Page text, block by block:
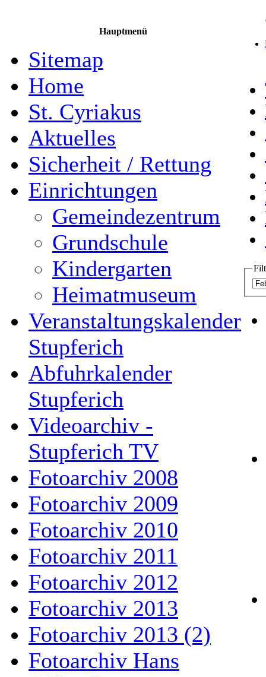
Hauptmenü
Sitemap
Home
St. Cyriakus
Aktuelles
Sicherheit / Rettung
Einrichtungen
Gemeindezentrum
Grundschule
Kindergarten
Heimatmuseum
Veranstaltungskalender
Stupferich
Abfuhrkalender
Stupferich
Videoarchiv -
Stupferich TV
Fotoarchiv 2008
Fotoarchiv 2009
Fotoarchiv 2010
Fotoarchiv 2011
Fotoarchiv 2012
Fotoarchiv 2013
Fotoarchiv 2013 (2)
Fotoarchiv Hans